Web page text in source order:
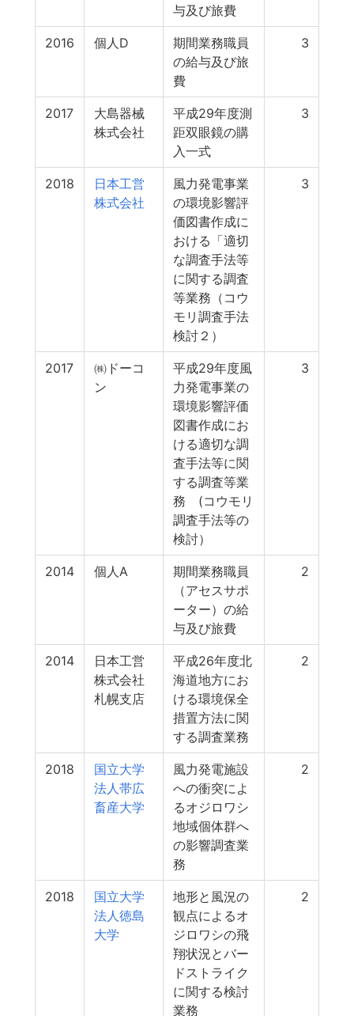
与及び旅費
2016 個人D
期間業務職員
の給与及び旅
費
3
2017
大島器械
株式会社
平成29年度測
距双眼鏡の購
入一式
3
2018
日本工営
株式会社
風力発電事業
の環境影響評
価図書作成に
おける「適切
な調査手法等
に関する調査
等業務（コウ
モリ調査手法
検討２）
3
2017
㈱ドーコ
ン
平成29年度風
力発電事業の
環境影響評価
図書作成にお
ける適切な調
査手法等に関
する調査等業
務 (コウモリ
調査手法等の
検討）
3
2014 個人A
期間業務職員
（アセスサポ
ーター）の給
与及び旅費
2
2014
日本工営
株式会社
札幌支店
平成26年度北
海道地方にお
ける環境保全
措置方法に関
する調査業務
2
2018
国立大学
法人帯広
畜産大学
風力発電施設
への衝突によ
るオジロワシ
地域個体群へ
の影響調査業
務
2
2018
国立大学
法人徳島
大学
地形と風況の
観点によるオ
ジロワシの飛
翔状況とバー
ドストライク
に関する検討
業務
2